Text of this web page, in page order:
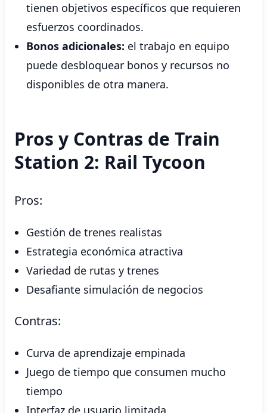
tienen objetivos específicos que requieren
esfuerzos coordinados.
Bonos adicionales: el trabajo en equipo
puede desbloquear bonos y recursos no
disponibles de otra manera.
Pros y Contras de Train
Station 2: Rail Tycoon
Pros:
Gestión de trenes realistas
Estrategia económica atractiva
Variedad de rutas y trenes
Desafiante simulación de negocios
Contras:
Curva de aprendizaje empinada
Juego de tiempo que consumen mucho
tiempo
Interfaz de usuario limitada